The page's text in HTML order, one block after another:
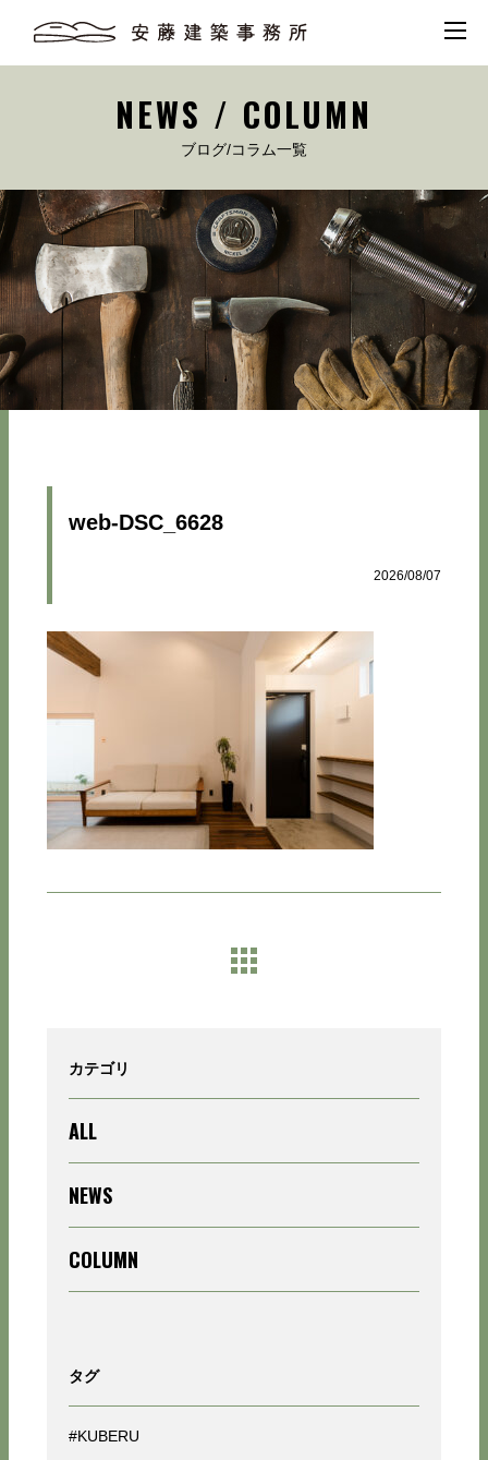
NEWS / COLUMN
ブログ/コラム一覧
カテゴリ
ALL
NEWS
COLUMN
タグ
#KUBERU
web-DSC_6628
2026/08/07